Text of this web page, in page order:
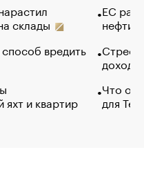
склады
вредить
и квартир
ЕС
нефти
Что
для